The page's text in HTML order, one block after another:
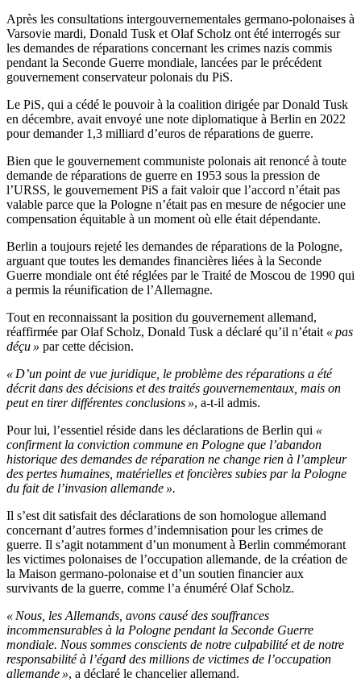
Après les consultations intergouvernementales germano-polonaises à
Varsovie mardi, Donald Tusk et Olaf Scholz ont été interrogés sur
les demandes de réparations concernant les crimes nazis commis
pendant la Seconde Guerre mondiale, lancées par le précédent
gouvernement conservateur polonais du PiS.
Le PiS, qui a cédé le pouvoir à la coalition dirigée par Donald Tusk
en décembre, avait envoyé une note diplomatique à Berlin en 2022
pour demander 1,3 milliard d’euros de réparations de guerre.
Bien que le gouvernement communiste polonais ait renoncé à toute
demande de réparations de guerre en 1953 sous la pression de
l’URSS, le gouvernement PiS a fait valoir que l’accord n’était pas
valable parce que la Pologne n’était pas en mesure de négocier une
compensation équitable à un moment où elle était dépendante.
Berlin a toujours rejeté les demandes de réparations de la Pologne,
arguant que toutes les demandes financières liées à la Seconde
Guerre mondiale ont été réglées par le Traité de Moscou de 1990 qui
a permis la réunification de l’Allemagne.
Tout en reconnaissant la position du gouvernement allemand,
réaffirmée par Olaf Scholz, Donald Tusk a déclaré qu’il n’était « pas
déçu » par cette décision.
« D’un point de vue juridique, le problème des réparations a été
décrit dans des décisions et des traités gouvernementaux, mais on
peut en tirer différentes conclusions », a-t-il admis.
Pour lui, l’essentiel réside dans les déclarations de Berlin qui «
confirment la conviction commune en Pologne que l’abandon
historique des demandes de réparation ne change rien à l’ampleur
des pertes humaines, matérielles et foncières subies par la Pologne
du fait de l’invasion allemande ».
Il s’est dit satisfait des déclarations de son homologue allemand
concernant d’autres formes d’indemnisation pour les crimes de
guerre. Il s’agit notamment d’un monument à Berlin commémorant
les victimes polonaises de l’occupation allemande, de la création de
la Maison germano-polonaise et d’un soutien financier aux
survivants de la guerre, comme l’a énuméré Olaf Scholz.
« Nous, les Allemands, avons causé des souffrances
incommensurables à la Pologne pendant la Seconde Guerre
mondiale. Nous sommes conscients de notre culpabilité et de notre
responsabilité à l’égard des millions de victimes de l’occupation
allemande », a déclaré le chancelier allemand.